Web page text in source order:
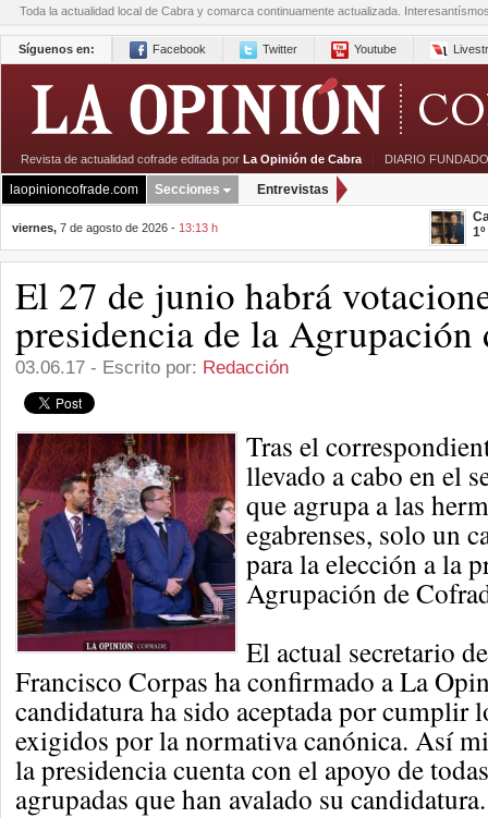
Toda la actualidad local de Cabra y comarca continuamente actualizada.
Síguenos en: Facebook Twitter Youtube
Revista de actualidad cofrade editada por La Opinión de Cabra | DIARIO
laopinioncofrade.com Secciones Entrevistas
viernes, 7 de agosto de 2026 - 13:13 h
El 27 de junio habrá
presidencia de la Agrupación
03.06.17 - Escrito por: Redacción
Tras el
llevado a cabo en el
que agrupa a las
egabrenses, solo un
para la elección a la
Agrupación de
El actual secretario
Francisco Corpas ha confirmado a La
candidatura ha sido aceptada por cumplir
exigidos por la normativa canónica. Así
la presidencia cuenta con el apoyo de
agrupadas que han avalado su candidatura.